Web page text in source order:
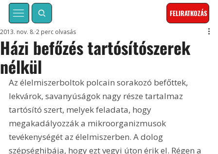
FELIRATKOZÁS
Házi befőzés tartósítószerek
nélkül
2013. nov. 8. 2 perc olvasás
Az élelmiszerboltok polcain sorakozó befőttek,
lekvárok, savanyúságok nagy része tartalmaz
tartósító szert, melyek feladata, hogy
megakadályozzák a mikroorganizmusok
tevékenységét az élelmiszerben. A dolog
szépséghibája, hogy ezt vegyi úton érik el. Régen a